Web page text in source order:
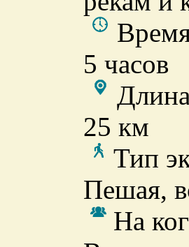
5 часов
25 км
Тип
Пешая,
На